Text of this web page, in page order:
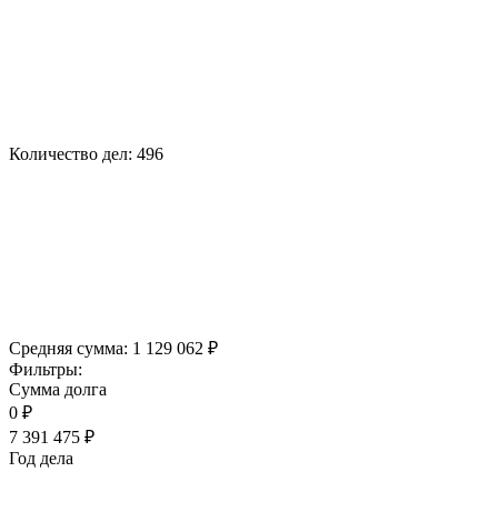
Количество дел: 496
Средняя сумма: 1 129 062 ₽
Фильтры:
Сумма долга
0 ₽
7 391 475 ₽
Год дела